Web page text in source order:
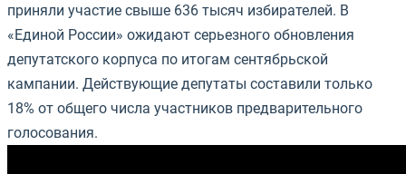
приняли участие свыше 636 тысяч избирателей. В
«Единой России» ожидают серьезного обновления
депутатского корпуса по итогам сентябрьской
кампании. Действующие депутаты составили только
18% от общего числа участников предварительного
голосования.